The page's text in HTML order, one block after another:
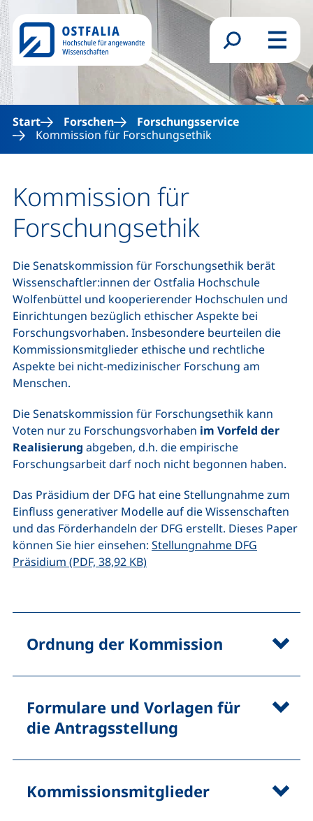
Direkt zum Inhalt
Suchformular
Menü
Start Forschen
Forschungsservice
Kommission für Forschungsethik
Kommission für
Forschungsethik
Die Senatskommission für Forschungsethik berät
Wissenschaftler:innen der Ostfalia Hochschule
Wolfenbüttel und kooperierender Hochschulen und
Einrichtungen bezüglich ethischer Aspekte bei
Forschungsvorhaben. Insbesondere beurteilen die
Kommissionsmitglieder ethische und rechtliche
Aspekte bei nicht-medizinischer Forschung am
Menschen.
Die Senatskommission für Forschungsethik kann
Voten nur zu Forschungsvorhaben im Vorfeld der
Realisierung abgeben, d.h. die empirische
Forschungsarbeit darf noch nicht begonnen haben.
Das Präsidium der DFG hat eine Stellungnahme zum
Einfluss generativer Modelle auf die Wissenschaften
und das Förderhandeln der DFG erstellt. Dieses Paper
können Sie hier einsehen: Stellungnahme DFG
Präsidium (PDF, 38,92 KB)(öffnet neues Fenster), (nicht
Ordnung der Kommission
Formulare und Vorlagen für
die Antragsstellung
Kommissionsmitglieder